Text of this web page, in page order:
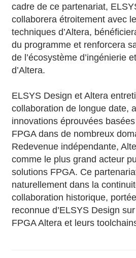
cadre de ce partenariat,
collaborera étroitement avec
techniques d’Altera,
du programme et renforcera
de l’écosystème d’ingénierie
d’Altera.
ELSYS Design et Altera
collaboration de longue date,
innovations éprouvées
FPGA dans de nombreux
Redevenue indépendante,
comme le plus grand acteur
solutions FPGA. Ce
naturellement dans la
collaboration historique,
reconnue d’ELSYS Design
FPGA Altera et leurs